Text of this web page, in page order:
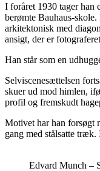
I foråret 1930 tager han
berømte Bauhaus-
arkitektonisk med
ansigt, der er
Han står som en
Selviscenesættelsen
skuer ud mod himlen,
profil og fremskudt
Motivet har han forsøgt
gang med stålsatte
Edvard Munch –